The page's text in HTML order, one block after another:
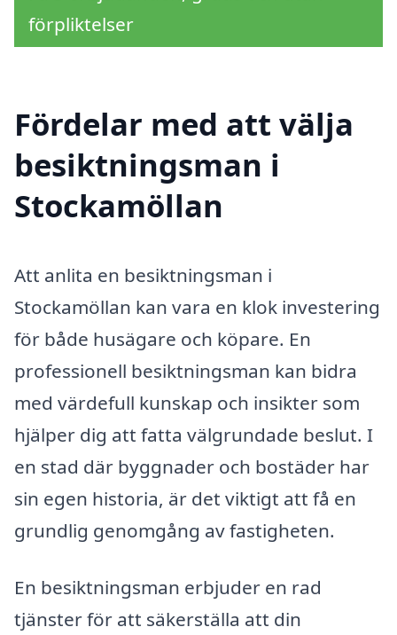
förpliktelser
Fördelar med att välja
besiktningsman i
Stockamöllan
Att anlita en besiktningsman i
Stockamöllan kan vara en klok investering
för både husägare och köpare. En
professionell besiktningsman kan bidra
med värdefull kunskap och insikter som
hjälper dig att fatta välgrundade beslut. I
en stad där byggnader och bostäder har
sin egen historia, är det viktigt att få en
grundlig genomgång av fastigheten.
En besiktningsman erbjuder en rad
tjänster för att säkerställa att din